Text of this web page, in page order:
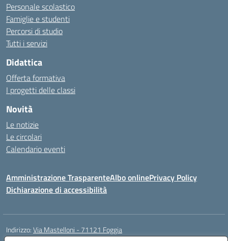
Personale scolastico
Famiglie e studenti
Percorsi di studio
Tutti i servizi
Didattica
Offerta formativa
I progetti delle classi
Novità
Le notizie
Le circolari
Calendario eventi
Amministrazione TrasparenteAlbo onlinePrivacy Policy
Dichiarazione di accessibilità
Indirizzo:Via Mastelloni - 71121 Foggia